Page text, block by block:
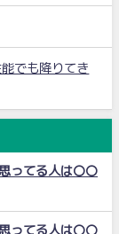
でも降りてき
ってる人は〇〇
ってる人は〇〇